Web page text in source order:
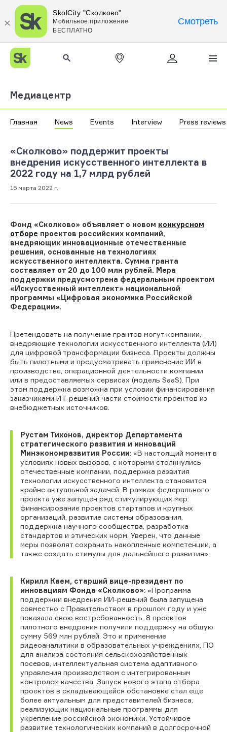
SkolCity "Сколково"
Мобильное приложение
БЕСПЛАТНО
Смотреть
Медиацентр
Главная News Events Interview Press reviews
«Сколково» поддержит проекты
внедрения искусственного интеллекта в
2022 году на 1,7 млрд рублей
16 марта 2022 г.
Фонд «Сколково» объявляет о новом конкурсном
отборе проектов российских компаний,
внедряющих инновационные отечественные
решения, основанные на технологиях
искусственного интеллекта. Сумма гранта
составляет от 20 до 100 млн рублей. Мера
поддержки предусмотрена федеральным проектом
«Искусственный интеллект» национальной
программы «Цифровая экономика Российской
Федерации».
Претендовать на получение грантов могут компании,
внедряющие технологии искусственного интеллекта (ИИ)
для цифровой трансформации бизнеса. Проекты должны
быть пилотными и предусматривать применение ИИ в
производстве, операционной деятельности компании
или в предоставляемых сервисах (модель SaaS). При
этом поддержка возможна при условии финансирования
заказчиками ИТ-решений части стоимости проектов из
внебюджетных источников.
Рустам Тихонов, директор Департамента
стратегического развития и инноваций
Минэкономразвития России: «В настоящий момент в
условиях новых вызовов, с которыми столкнулись
отечественные компании, поддержка развития
технологии искусственного интеллекта становится
крайне актуальной задачей. В рамках федерального
проекта уже запущен ряд стимулирующих мер:
финансирование проектов стартапов и крупных
организаций, развитие системы образования,
поддержка научного сообщества, разработка
стандартов и этических норм. Уверен, что данные
меры позволят сохранить накопленные компетенции, а
также создать стимулы для дальнейшего развития».
Кирилл Каем, старший вице-президент по
инновациям Фонда «Сколково»: «Программа
поддержки внедрения ИИ-решений была запущена
совместно с Правительством в прошлом году и уже
показала свою востребованность. 8 проектов
пилотного внедрения получили поддержку на общую
сумму 569 млн рублей. Это и применение
видеоаналитики в образовательных учреждениях, ПО
для анализа состояния сельскохозяйственных
посевов, интеллектуальная система адаптивного
управления производством с интегрированным
контролем качества. Запуск нового этапа отбора
проектов в складывающейся обстановке стал еще
более актуальным для представителей бизнеса,
реализующих национальные программы для
укрепление российской экономики. Устойчивое
развитие технологических компаний в долгосрочной